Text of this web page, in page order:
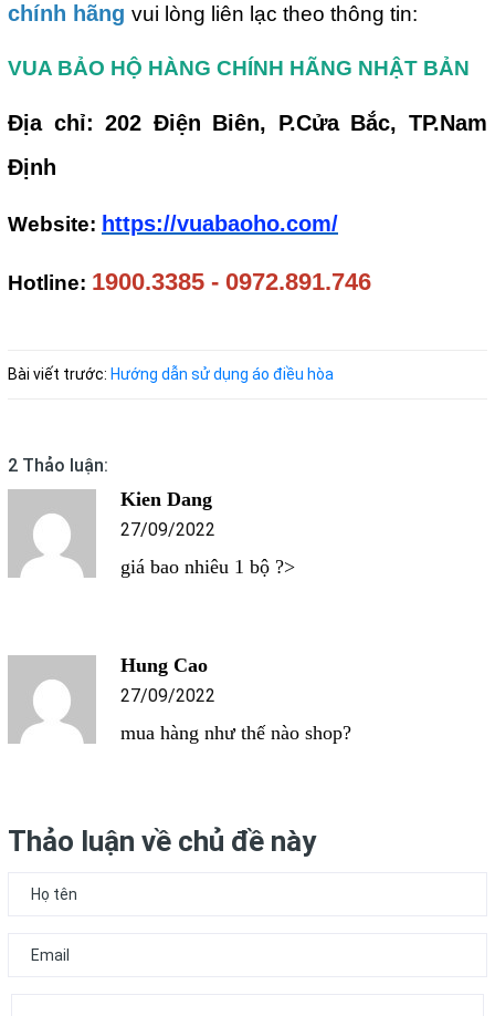
chính hãng vui lòng liên lạc theo thông tin:
VUA BẢO HỘ HÀNG CHÍNH HÃNG NHẬT BẢN
Địa chỉ: 202 Điện Biên, P.Cửa Bắc, TP.Nam
Định
Website: https://vuabaoho.com/
Hotline: 1900.3385 - 0972.891.746
Bài viết trước: Hướng dẫn sử dụng áo điều hòa
2 Thảo luận:
Kien Dang
27/09/2022
giá bao nhiêu 1 bộ ?>
Hung Cao
27/09/2022
mua hàng như thế nào shop?
Thảo luận về chủ đề này